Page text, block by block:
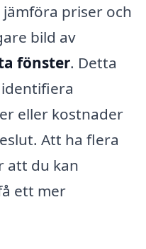
priser och
bild av
fönster. Detta
eller kostnader
Att ha flera
att du kan
ett mer